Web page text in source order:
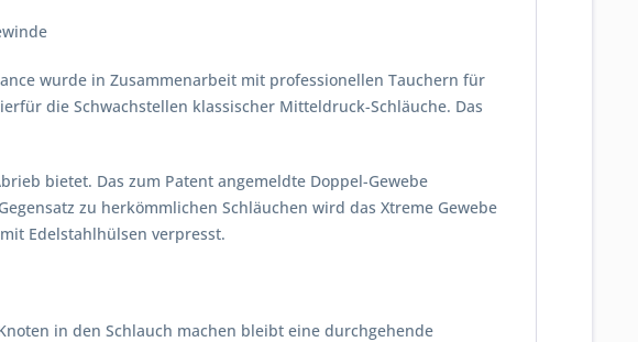
wurde in Zusammenarbeit mit professionellen Tauchern für
die Schwachstellen klassischer Mitteldruck-Schläuche. Das
bietet. Das zum Patent angemeldte Doppel-Gewebe
zu herkömmlichen Schläuchen wird das Xtreme Gewebe
Edelstahlhülsen verpresst.
in den Schlauch machen bleibt eine durchgehende